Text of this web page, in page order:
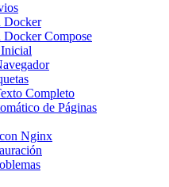
Docker
Docker Compose
Completo
de Páginas
Nginx